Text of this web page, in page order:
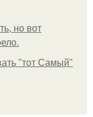
но вот
"тот Самый"